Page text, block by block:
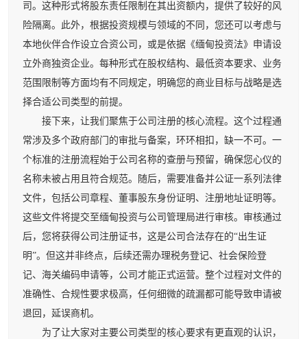
司。这种形式将股东责任限制在其出资额内，提供了较好的风
险隔离。此外，根据投资规模与领域的不同，您还可以考虑与
本地伙伴合作设立合资公司，或是依据《缅甸投资法》申请设
立外商独资企业。每种形式在股权结构、最低资本要求、业务
范围限制等方面均有不同规定，明确您的商业目标与战略是选
择合适公司类型的前提。
接下来，让我们聚焦于公司注册的核心流程。这个过程通
常涉及多个政府部门的审批与备案，环环相扣，缺一不可。一
个标准的注册流程始于公司名称的查册与预留，确保您心仪的
名称未被占用且符合规范。随后，需要准备并公证一系列法律
文件，包括公司章程、董事股东身份证明、注册地址证明等。
这些文件将提交至缅甸投资与公司管理局进行审核。审核通过
后，您将获得公司注册证书，这是公司合法存在的“出生证
明”。但这并非终点，后续还需办理税务登记、社会保险登
记、海关编码申请等，公司才能正式运营。整个过程对文件的
准确性、合规性要求极高，任何细微的疏漏都可能导致申请被
退回，延误商机。
为了让大家对主要公司类型的核心要求有更直观的认识，